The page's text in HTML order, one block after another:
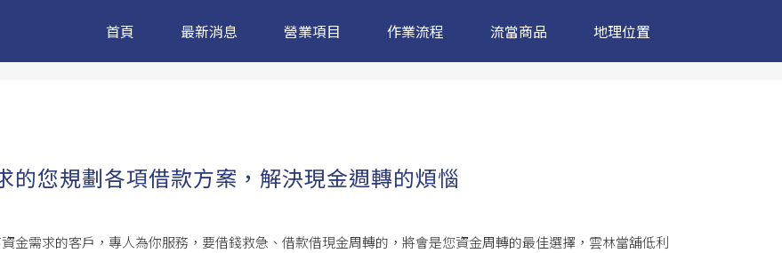
首頁 最新消息 營業項目 作業流程 流當商品 地理位置
的您規劃各項借款方案，解決現金週轉的煩惱
金需求的客戶，專人為你服務，要借錢救急、借款借現金周轉的，將會是您資金周轉的最佳選擇，雲林當舖低利